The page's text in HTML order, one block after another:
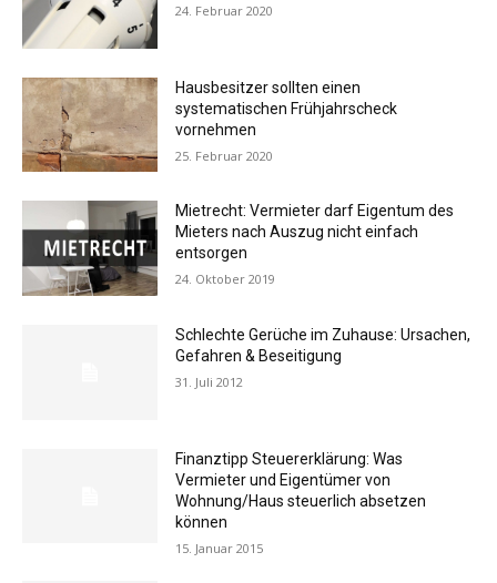
24. Februar 2020
Hausbesitzer sollten einen
systematischen Frühjahrscheck
vornehmen
25. Februar 2020
Mietrecht: Vermieter darf Eigentum des
Mieters nach Auszug nicht einfach
entsorgen
24. Oktober 2019
Schlechte Gerüche im Zuhause: Ursachen,
Gefahren & Beseitigung
31. Juli 2012
Finanztipp Steuererklärung: Was
Vermieter und Eigentümer von
Wohnung/Haus steuerlich absetzen
können
15. Januar 2015